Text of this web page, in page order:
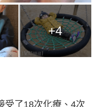
+4
受了18次化療、4次